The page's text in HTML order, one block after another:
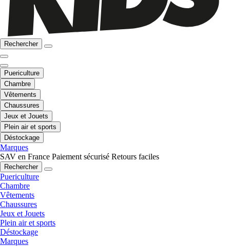
Rechercher
Puericulture
Chambre
Vêtements
Chaussures
Jeux et Jouets
Plein air et sports
Déstockage
Marques
SAV en France Paiement sécurisé Retours faciles
Rechercher
Puericulture
Chambre
Vêtements
Chaussures
Jeux et Jouets
Plein air et sports
Déstockage
Marques